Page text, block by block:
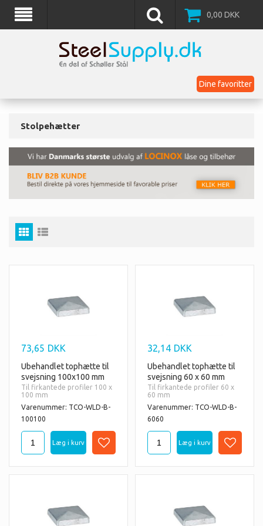
0,00 DKK
Dine favoritter
Stolpehætter
73,65 DKK
Ubehandlet tophætte til
svejsning 100x100 mm
Til firkantede profiler 100 x
100 mm
Varenummer: TCO-WLD-B-
100100
32,14 DKK
Ubehandlet tophætte til
svejsning 60 x 60 mm
Til firkantede profiler 60 x
60 mm
Varenummer: TCO-WLD-B-
6060